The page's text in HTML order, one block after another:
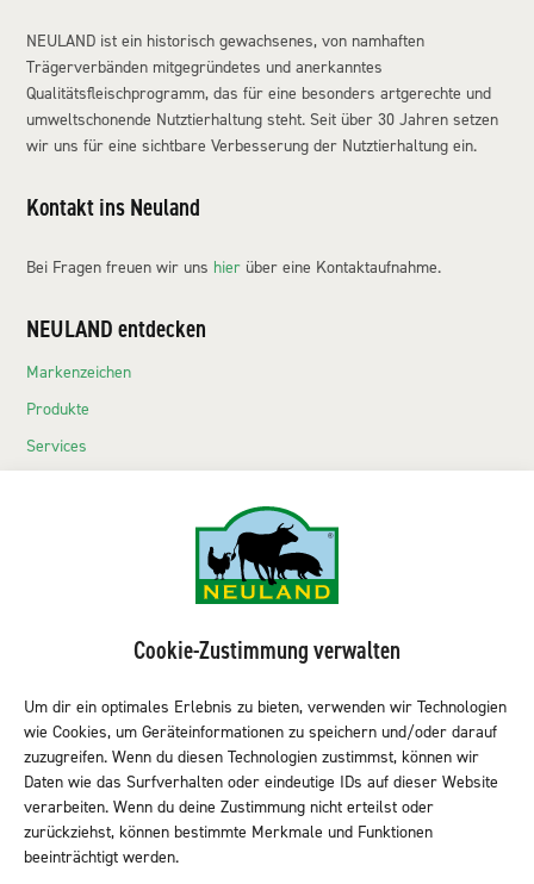
Cookie-Zustimmung verwalten
Um dir ein optimales Erlebnis zu bieten, verwenden wir Technologien
wie Cookies, um Geräteinformationen zu speichern und/oder darauf
zuzugreifen. Wenn du diesen Technologien zustimmst, können wir
Daten wie das Surfverhalten oder eindeutige IDs auf dieser Website
verarbeiten. Wenn du deine Zustimmung nicht erteilst oder
zurückziehst, können bestimmte Merkmale und Funktionen
beeinträchtigt werden.
NEULAND ist ein historisch gewachsenes, von namhaften
Trägerverbänden mitgegründetes und anerkanntes
Qualitätsfleischprogramm, das für eine besonders artgerechte und
umweltschonende Nutztierhaltung steht. Seit über 30 Jahren setzen
wir uns für eine sichtbare Verbesserung der Nutztierhaltung ein.
Kontakt ins Neuland
Bei Fragen freuen wir uns hier über eine Kontaktaufnahme.
NEULAND entdecken
Markenzeichen
Produkte
Services
Sortiment Metzgereien
Sortiment Kantine & Gastro
NEULAND finden
Neuland folgen